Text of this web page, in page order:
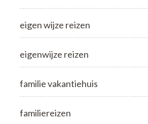
eigen wijze reizen
eigenwijze reizen
familie vakantiehuis
familiereizen